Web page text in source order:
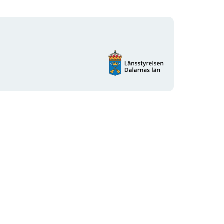
Organisationens
logotyp